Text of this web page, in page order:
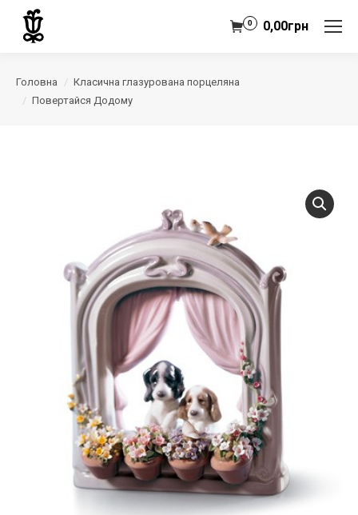
0,00грн
0
Головна
Класична глазурована порцеляна
Повертайся Додому